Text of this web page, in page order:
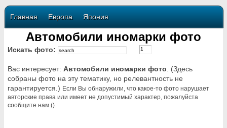
Главная Европа Япония
Автомобили иномарки фото
Искать фото:
Вас интересует: Автомобили иномарки фото . (Здесь
собраны фото на эту тематику, но релевантность не
гарантируется.) Если Вы обнаружили, что какое-то фото нарушает
авторские права или имеет не допустимый характер, пожалуйста
сообщите нам ().